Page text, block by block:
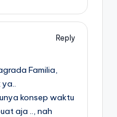
Reply
Familia,
konsep waktu
aja .., nah